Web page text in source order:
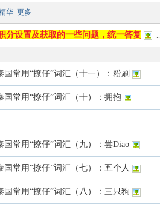
华 更多
分设置及获取的一些问题，统一答复
国常用“撩仔”词汇（十一）：粉刷
国常用“撩仔”词汇（十）：拥抱
国常用“撩仔”词汇（九）：尝Diao
国常用“撩仔”词汇（七）：五个人
国常用“撩仔”词汇（八）：三只狗